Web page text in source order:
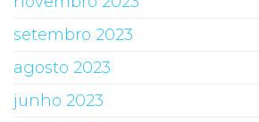
setembro 2023
agosto 2023
junho 2023